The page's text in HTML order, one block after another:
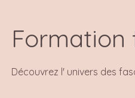
Formation
Découvrez l' univers des